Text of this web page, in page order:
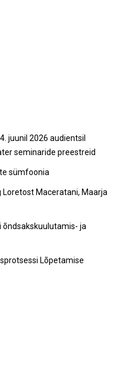
juunil 2026 audientsil
seminaride preestreid
sümfoonia
Maceratani, Maarja
ja
Lõpetamise